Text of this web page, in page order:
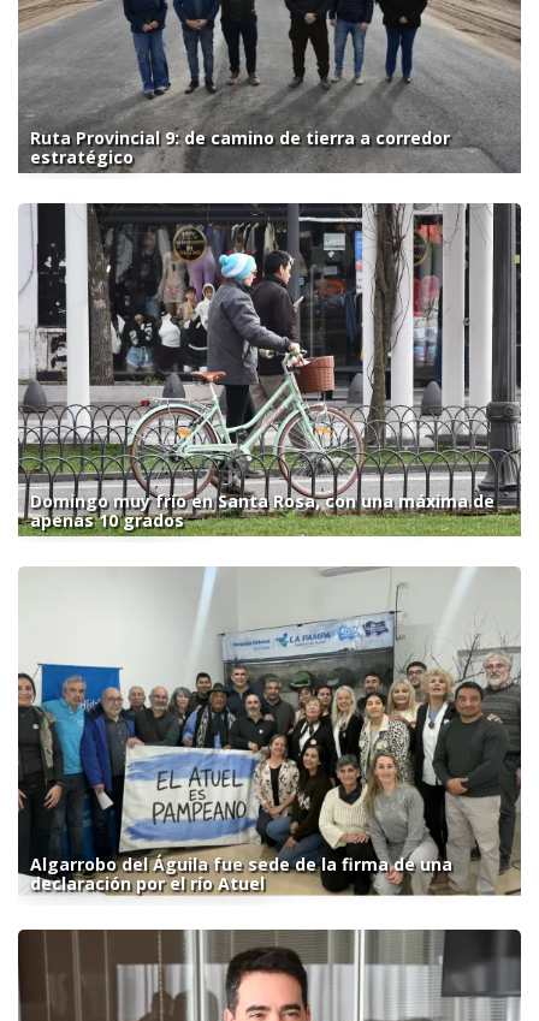
Ruta Provincial 9: de camino de tierra a corredor
estratégico
Domingo muy frío en Santa Rosa, con una máxima de
apenas 10 grados
Algarrobo del Águila fue sede de la firma de una
declaración por el río Atuel